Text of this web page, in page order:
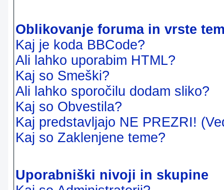
Oblikovanje foruma in vrste
Kaj je koda BBCode?
Ali lahko uporabim HTML?
Kaj so Smeški?
Ali lahko sporočilu dodam sliko?
Kaj so Obvestila?
Kaj predstavljajo NE PREZRI!
Kaj so Zaklenjene teme?
Uporabniški nivoji in skupine